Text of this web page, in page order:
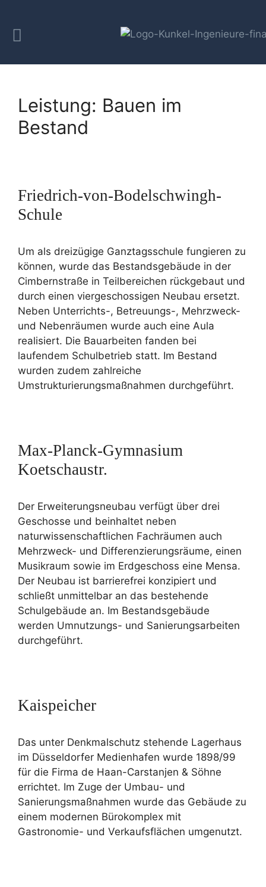
Leistung: Bauen im
Bestand
Friedrich-von-Bodelschwingh-
Schule
Um als dreizügige Ganztagsschule fungieren zu
können, wurde das Bestandsgebäude in der
Cimbernstraße in Teilbereichen rückgebaut und
durch einen viergeschossigen Neubau ersetzt.
Neben Unterrichts-, Betreuungs-, Mehrzweck-
und Nebenräumen wurde auch eine Aula
realisiert. Die Bauarbeiten fanden bei
laufendem Schulbetrieb statt. Im Bestand
wurden zudem zahlreiche
Umstrukturierungsmaßnahmen durchgeführt.
Max-Planck-Gymnasium
Koetschaustr.
Der Erweiterungsneubau verfügt über drei
Geschosse und beinhaltet neben
naturwissenschaftlichen Fachräumen auch
Mehrzweck- und Differenzierungsräume, einen
Musikraum sowie im Erdgeschoss eine Mensa.
Der Neubau ist barrierefrei konzipiert und
schließt unmittelbar an das bestehende
Schulgebäude an. Im Bestandsgebäude
werden Umnutzungs- und Sanierungsarbeiten
durchgeführt.
Kaispeicher
Das unter Denkmalschutz stehende Lagerhaus
im Düsseldorfer Medienhafen wurde 1898/99
für die Firma de Haan-Carstanjen & Söhne
errichtet. Im Zuge der Umbau- und
Sanierungsmaßnahmen wurde das Gebäude zu
einem modernen Bürokomplex mit
Gastronomie- und Verkaufsflächen umgenutzt.